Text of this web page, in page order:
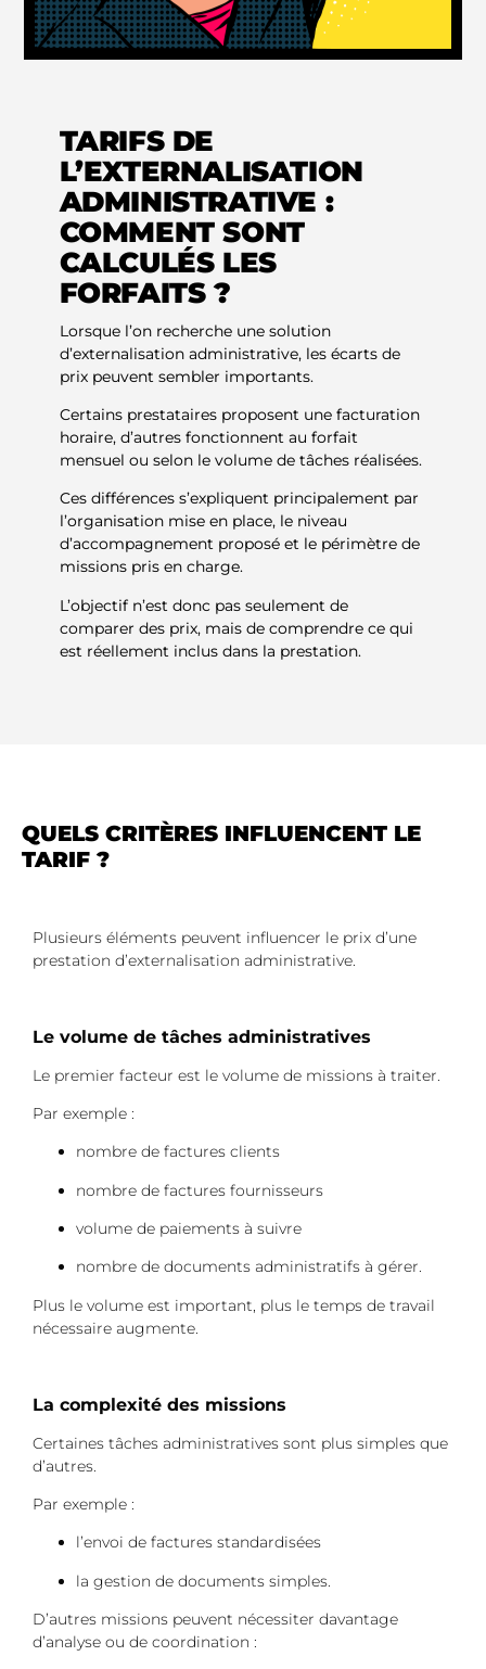
TARIFS DE
L’EXTERNALISATION
ADMINISTRATIVE :
COMMENT SONT
CALCULÉS LES
FORFAITS ?
Lorsque l’on recherche une solution
d’externalisation administrative, les écarts de
prix peuvent sembler importants.
Certains prestataires proposent une facturation
horaire, d’autres fonctionnent au forfait
mensuel ou selon le volume de tâches réalisées.
Ces différences s’expliquent principalement par
l’organisation mise en place, le niveau
d’accompagnement proposé et le périmètre de
missions pris en charge.
L’objectif n’est donc pas seulement de
comparer des prix, mais de comprendre ce qui
est réellement inclus dans la prestation.
QUELS CRITÈRES INFLUENCENT LE
TARIF ?
Plusieurs éléments peuvent influencer le prix d’une
prestation d’externalisation administrative.
Le volume de tâches administratives
Le premier facteur est le volume de missions à traiter.
Par exemple :
nombre de factures clients
nombre de factures fournisseurs
volume de paiements à suivre
nombre de documents administratifs à gérer.
Plus le volume est important, plus le temps de travail
nécessaire augmente.
La complexité des missions
Certaines tâches administratives sont plus simples que
d’autres.
Par exemple :
l’envoi de factures standardisées
la gestion de documents simples.
D’autres missions peuvent nécessiter davantage
d’analyse ou de coordination :